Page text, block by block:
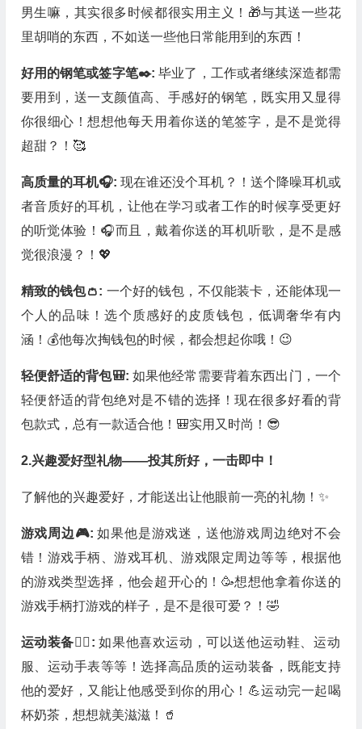
男生嘛，其实很多时候都很实用主义！🎁与其送一些花
里胡哨的东西，不如送一些他日常能用到的东西！
好用的钢笔或签字笔✒️:毕业了，工作或者继续深造都需
要用到，送一支颜值高、手感好的钢笔，既实用又显得
你很细心！想想他每天用着你送的笔签字，是不是觉得
超甜？！🥰
高质量的耳机🎧:现在谁还没个耳机？！送个降噪耳机或
者音质好的耳机，让他在学习或者工作的时候享受更好
的听觉体验！🎧而且，戴着你送的耳机听歌，是不是感
觉很浪漫？！💖
精致的钱包👛: 一个好的钱包，不仅能装卡，还能体现一
个人的品味！选个质感好的皮质钱包，低调奢华有内
涵！💰他每次掏钱包的时候，都会想起你哦！😉
轻便舒适的背包🎒: 如果他经常需要背着东西出门，一个
轻便舒适的背包绝对是不错的选择！现在很多好看的背
包款式，总有一款适合他！🎒实用又时尚！😎
2.兴趣爱好型礼物——投其所好，一击即中！
了解他的兴趣爱好，才能送出让他眼前一亮的礼物！✨
游戏周边🎮:如果他是游戏迷，送他游戏周边绝对不会
错！游戏手柄、游戏耳机、游戏限定周边等等，根据他
的游戏类型选择，他会超开心的！🥳想想他拿着你送的
游戏手柄打游戏的样子，是不是很可爱？！🤣
运动装备🏃‍♂️:如果他喜欢运动，可以送他运动鞋、运动
服、运动手表等等！选择高品质的运动装备，既能支持
他的爱好，又能让他感受到你的用心！💪运动完一起喝
杯奶茶，想想就美滋滋！🥤